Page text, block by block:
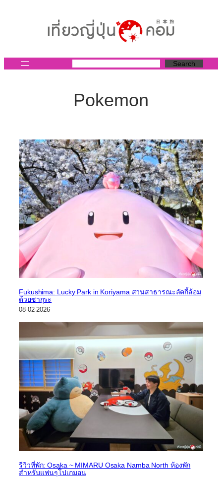
Search
Pokemon
Fukushima: Lucky Park in Koriyama สวนสาธารณะลัคกี้ล้อม
ด้วยซากุระ
08-02-2026
รีวิวที่พัก: Osaka ~ MIMARU Osaka Namba North ห้องพัก
สำหรับแฟนๆโปเกมอน